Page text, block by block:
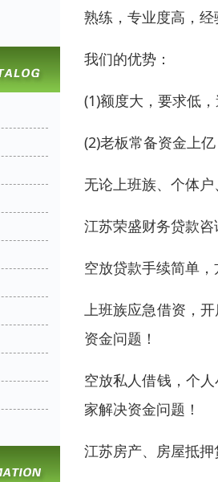
熟练，专业度高，
我们的优势：
(1)额度大，要求低
(2)老板常备资金上
无论上班族、个体
江苏荣盛财务贷款
空放贷款手续简单
上班族应急借资，
资金问题！
空放私人借钱，个
家解决资金问题！
江苏房产、房屋抵